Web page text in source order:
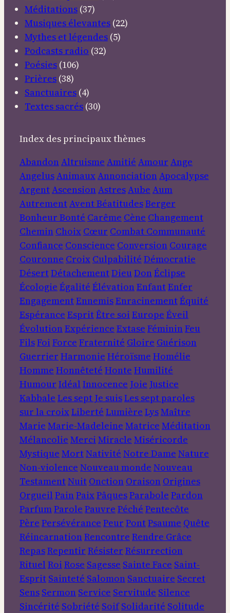
Méditations (37)
Musiques élevantes (22)
Mythes et légendes (5)
Podcasts radio (32)
Poésies (106)
Prières (38)
Sanctuaires (4)
Textes sacrés (30)
Index des principaux thèmes
AbandonAltruisme Amitié Amour Ange
AngelusAnimauxAnnonciationApocalypse
ArgentAscensionAstresAube Aum
AutrementAventBéatitudesBerger
Bonheur Bonté Carême Cène Changement
Chemin Choix Cœur Combat Communauté
Confiance Conscience Conversion Courage
Couronne Croix Culpabilité Démocratie
DésertDétachementDieuDonÉclipse
Écologie Égalité ÉlévationEnfantEnfer
EngagementEnnemisEnracinementÉquité
Espérance EspritÊtre soi Europe Éveil
ÉvolutionExpérience Extase FémininFeu
FilsFoi Force Fraternité Gloire Guérison
Guerrier Harmonie Héroïsme Homélie
Homme Honnêteté Honte Humilité
Humour Idéal Innocence Joie Justice
Kabbale Les sept Je suisLes sept paroles
sur la croixLiberté Lumière LysMaître
Marie Marie-Madeleine Matrice Méditation
Mélancolie Merci Miracle Miséricorde
Mystique MortNativité Notre Dame Nature
Non-violence Nouveau monde Nouveau
TestamentNuit Onction Oraison Origines
Orgueil PainPaixPâquesParabole Pardon
ParfumParole Pauvre Péché Pentecôte
Père Persévérance Peur PontPsaume Quête
RéincarnationRencontre Rendre Grâce
RepasRepentir Résister Résurrection
Rituel Roi Rose Sagesse Sainte Face Saint-
Esprit Sainteté Salomon Sanctuaire Secret
Sens Sermon Service Servitude Silence
Sincérité Sobriété Soif Solidarité Solitude